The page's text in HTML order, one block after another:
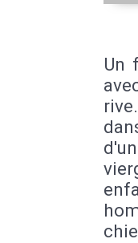
Un